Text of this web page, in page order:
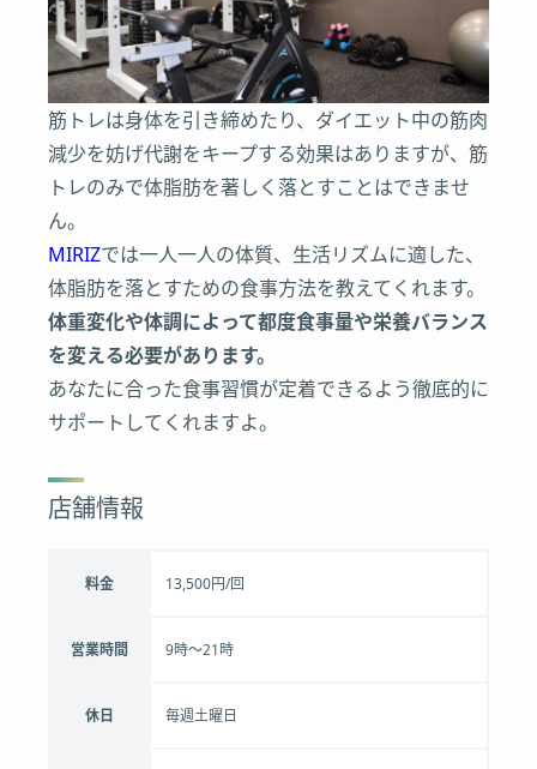
筋トレは身体を引き締めたり、ダイエット中の筋肉
減少を妨げ代謝をキープする効果はありますが、筋
トレのみで体脂肪を著しく落とすことはできませ
ん。
MIRIZでは一人一人の体質、生活リズムに適した、
体脂肪を落とすための食事方法を教えてくれます。
体重変化や体調によって都度食事量や栄養バランス
を変える必要があります。
あなたに合った食事習慣が定着できるよう徹底的に
サポートしてくれますよ。
店舗情報
料金 13,500円/回
営業時間 9時〜21時
休日 毎週土曜日